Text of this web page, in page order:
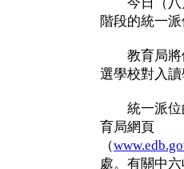
階段的統一
教育局將依
選學校對入讀
統一派位的
育局網頁
（
處。有關中